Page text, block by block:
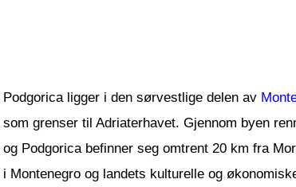
Podgorica ligger i den sørvestlige delen av
som grenser til Adriaterhavet. Gjennom byen
og Podgorica befinner seg omtrent 20 km fra
i Montenegro og landets kulturelle og